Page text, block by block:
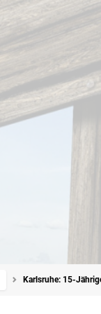
Karlsruhe: 15-